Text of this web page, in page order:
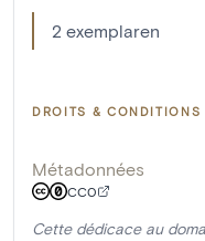
2 exemplaren
DROITS &
Métadonnées
CC0
Cette dédicace au